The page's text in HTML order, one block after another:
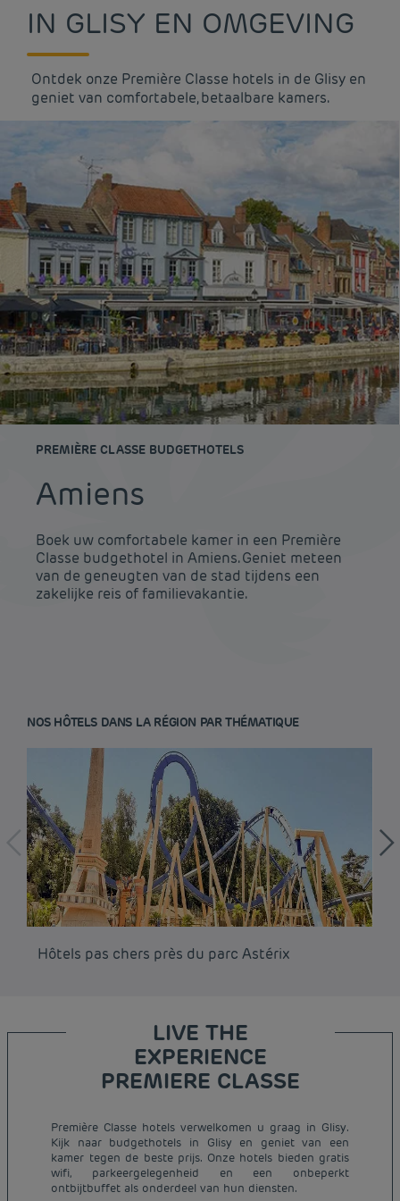
IN GLISY EN OMGEVING
Ontdek onze Première Classe hotels in de Glisy en
geniet van comfortabele, betaalbare kamers.
PREMIÈRE CLASSE BUDGETHOTELS
Amiens
Boek uw comfortabele kamer in een Première
Classe budgethotel in Amiens. Geniet meteen
van de geneugten van de stad tijdens een
zakelijke reis of familievakantie.
NOS HÔTELS DANS LA RÉGION PAR THÉMATIQUE
Hôtels pas chers près du parc Astérix
LIVE THE
EXPERIENCE
PREMIERE CLASSE
Première Classe hotels verwelkomen u graag in Glisy.
Kijk naar budgethotels in Glisy en geniet van een
kamer tegen de beste prijs. Onze hotels bieden gratis
wifi, parkeergelegenheid en een onbeperkt
ontbijtbuffet als onderdeel van hun diensten.
Goedkope hotels Parijs
Goedkope hotels Nederland
Goedkope hotels Breda
Goedkope hotels Duitsland
Juridische kennisgeving
Algemene voorwaarden voor de verkoop
Beleid Inzake Persoonsgegevens